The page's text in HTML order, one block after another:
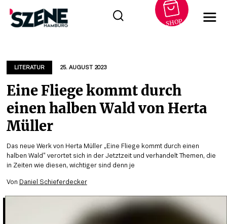
springen
SHOP
LITERATUR 25. AUGUST 2023
Eine Fliege kommt durch
einen halben Wald von Herta
Müller
Das neue Werk von Herta Müller „Eine Fliege kommt durch einen
halben Wald“ verortet sich in der Jetztzeit und verhandelt Themen, die
in Zeiten wie diesen, wichtiger sind denn je
Von Daniel Schieferdecker